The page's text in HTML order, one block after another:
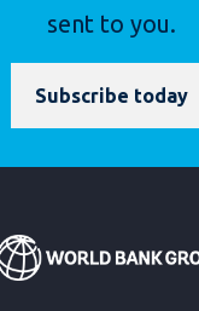
sent to you.
Subscribe today